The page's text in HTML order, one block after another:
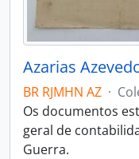
Azarias
BR RJMHN AZ ·
Os documentos
geral de
Guerra.